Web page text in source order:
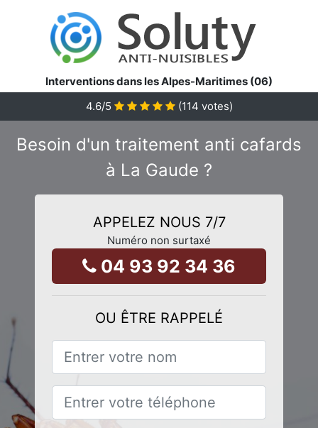
Interventions dans les Alpes-Maritimes (06)
4.6/5 (114 votes)
Besoin d'un traitement anti cafards
à La Gaude ?
APPELEZ NOUS 7/7
Numéro non surtaxé
04 93 92 34 36
OU ÊTRE RAPPELÉ